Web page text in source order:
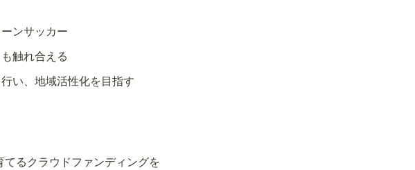
ンサッカー
触れ合える
い、地域活性化を目指す
るクラウドファンディングを